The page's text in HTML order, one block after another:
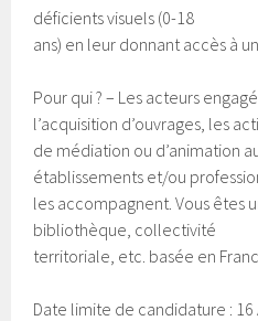
déficients visuels (0-18
ans) en leur donnant accès à
Pour qui ? – Les acteurs
l’acquisition d’ouvrages, les
de médiation ou d’animation
établissements et/ou
les accompagnent. Vous êtes
bibliothèque, collectivité
territoriale, etc. basée en
Date limite de candidature : 16